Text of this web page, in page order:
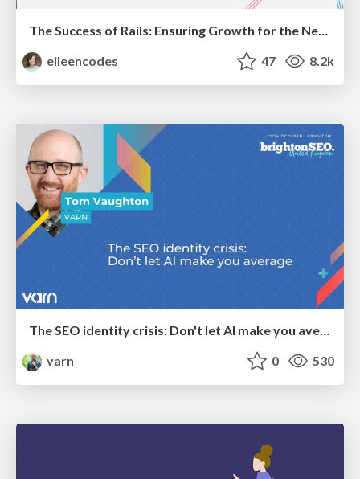
The Success of Rails: Ensuring Growth for the Next 100 Years
eileencodes
47 8.2k
varn
0 530